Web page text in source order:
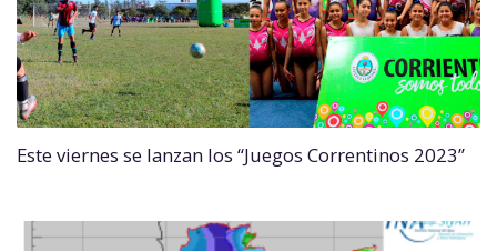
Este viernes se lanzan los “Juegos Correntinos 2023”